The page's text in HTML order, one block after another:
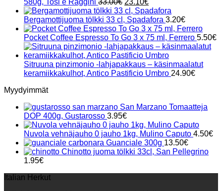
580g, Tosi e Raggini 33.00€
hinta
oli:
33.00€.
23.10€
hinta
on:
23.10€.
Bergamottijuoma tölkki 33 cl, Spadafora 3.20€
Pocket Coffee Espresso To Go 3 x 75 ml, Ferrero 5.50€
Sitruuna pinzimonio -lahjapakkaus – käsinmaalatut
keramiikkakulhot, Antico Pastificio Umbro 24.90€
Myydyimmät
San Marzano Tomaatteja
DOP 400g, Gustarosso 3.95€
Nuvola vehnäjauho 0 jauho 1kg, Mulino Caputo 4.50€
Guanciale 300g 13.50€
Chinotto juoma tölkki 33cl, San Pellegrino
1.95€
Italian Herkut